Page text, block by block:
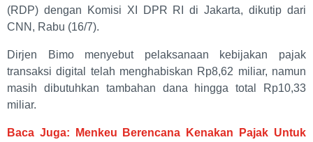
(RDP) dengan Komisi XI DPR RI di Jakarta, dikutip dari
CNN, Rabu (16/7).
Dirjen Bimo menyebut pelaksanaan kebijakan pajak
transaksi digital telah menghabiskan Rp8,62 miliar, namun
masih dibutuhkan tambahan dana hingga total Rp10,33
miliar.
Baca Juga: Menkeu Berencana Kenakan Pajak Untuk